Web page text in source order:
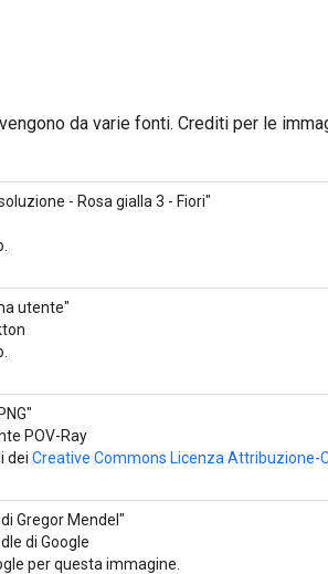
da varie fonti. Crediti per le
- Rosa gialla 3 - Fiori"
utente"
POV-Ray
dei Creative Commons Licenza Attribuzione-
Gregor Mendel"
di Google
per questa immagine.